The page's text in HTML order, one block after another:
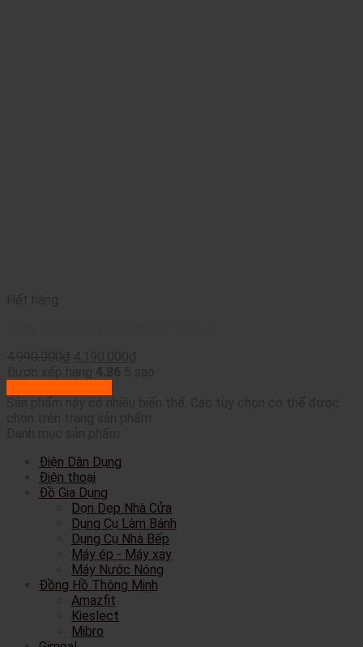
Điện Dân Dụng
Điện thoại
Đồ Gia Dụng
Dọn Dẹp Nhà Cửa
Dụng Cụ Làm Bánh
Dụng Cụ Nhà Bếp
Máy ép - Máy xay
Máy Nước Nóng
Đồng Hồ Thông Minh
Amazfit
Kieslect
Mibro